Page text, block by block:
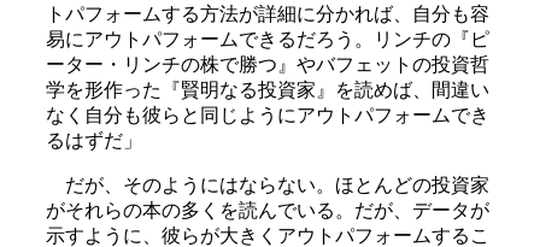
トパフォームする方法が詳細に分かれば、自分も容
易にアウトパフォームできるだろう。リンチの『ピ
ーター・リンチの株で勝つ』やバフェットの投資哲
学を形作った『賢明なる投資家』を読めば、間違い
なく自分も彼らと同じようにアウトパフォームでき
るはずだ」
だが、そのようにはならない。ほとんどの投資家
がそれらの本の多くを読んでいる。だが、データが
示すように、彼らが大きくアウトパフォームするこ